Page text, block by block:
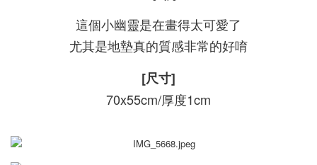
這個小幽靈是在畫得太可愛了
尤其是地墊真的質感非常的好唷
[尺寸]
70x55cm/厚度1cm